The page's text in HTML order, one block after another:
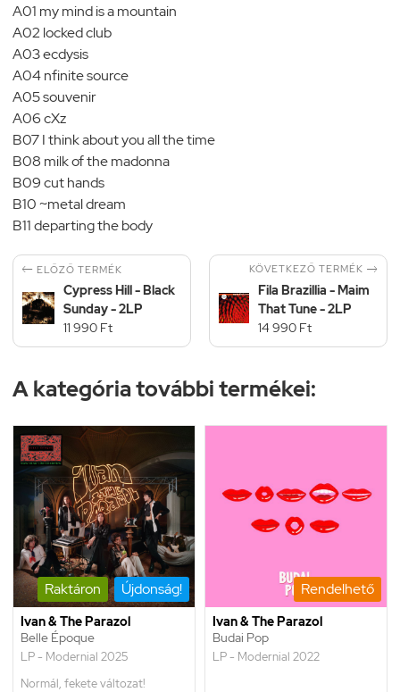
A01 my mind is a mountain
A02 locked club
A03 ecdysis
A04 nfinite source
A05 souvenir
A06 cXz
B07 I think about you all the time
B08 milk of the madonna
B09 cut hands
B10 ~metal dream
B11 departing the body
 ELŐZŐ TERMÉK
Cypress Hill - Black
Sunday - 2LP
11 990 Ft
KÖVETKEZŐ TERMÉK 
Fila Brazillia - Maim
That Tune - 2LP
14 990 Ft
A kategória további termékei:
Raktáron Újdonság!
Ivan & The Parazol
Belle Époque
LP - Modernial 2025
Normál, fekete változat!
Rendelhető
Ivan & The Parazol
Budai Pop
LP - Modernial 2022